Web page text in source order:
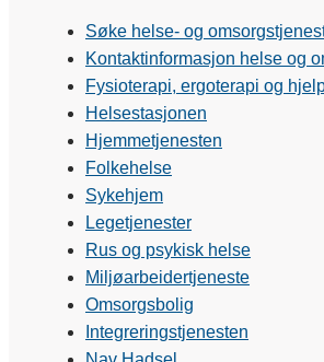
Søke helse- og
Kontaktinformasjon helse og
Fysioterapi, ergoterapi og
Helsestasjonen
Hjemmetjenesten
Folkehelse
Sykehjem
Legetjenester
Rus og psykisk helse
Miljøarbeidertjeneste
Omsorgsbolig
Integreringstjenesten